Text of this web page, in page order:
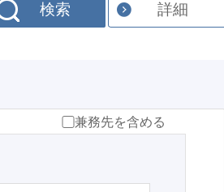
検索 詳細
兼務先を含める